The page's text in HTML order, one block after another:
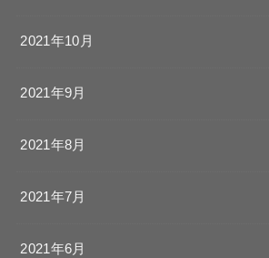
2021年10月
2021年9月
2021年8月
2021年7月
2021年6月